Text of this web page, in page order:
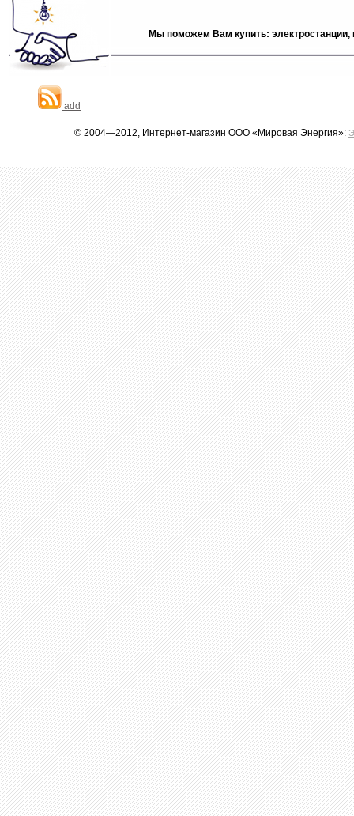
Мы поможем Вам купить: электростанции,
add
© 2004—2012, Интернет-магазин ООО «Мировая Энергия»: